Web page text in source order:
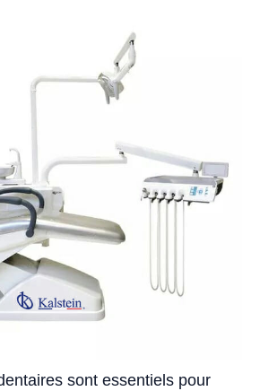
sont essentiels pour